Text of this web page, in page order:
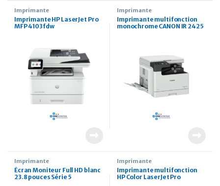
Imprimante
Imprimante HP LaserJet Pro
MFP 4103fdw
Imprimante
Imprimante multifonction
monochrome CANON IR 2425
Imprimante
Écran Moniteur Full HD blanc
23.8 pouces Série 5
Imprimante
Imprimante multifonction
HP Color LaserJet Pro